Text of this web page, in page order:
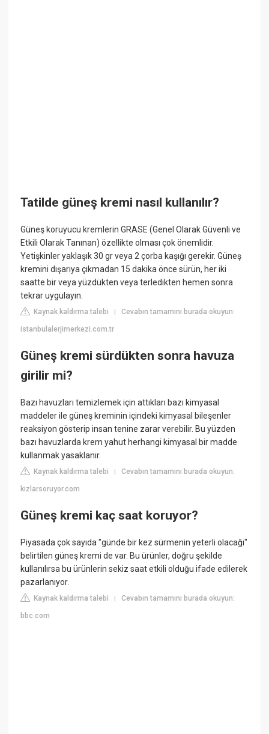
Tatilde güneş kremi nasıl kullanılır?
Güneş koruyucu kremlerin GRASE (Genel Olarak Güvenli ve
Etkili Olarak Tanınan) özellikte olması çok önemlidir.
Yetişkinler yaklaşık 30 gr veya 2 çorba kaşığı gerekir. Güneş
kremini dışarıya çıkmadan 15 dakika önce sürün, her iki
saatte bir veya yüzdükten veya terledikten hemen sonra
tekrar uygulayın.
Kaynak kaldırma talebi |Cevabın tamamını burada okuyun:
istanbulalerjimerkezi.com.tr
Güneş kremi sürdükten sonra havuza
girilir mi?
Bazı havuzları temizlemek için attıkları bazı kimyasal
maddeler ile güneş kreminin içindeki kimyasal bileşenler
reaksiyon gösterip insan tenine zarar verebilir. Bu yüzden
bazı havuzlarda krem yahut herhangi kimyasal bir madde
kullanmak yasaklanır.
Kaynak kaldırma talebi |Cevabın tamamını burada okuyun:
kizlarsoruyor.com
Güneş kremi kaç saat koruyor?
Piyasada çok sayıda "günde bir kez sürmenin yeterli olacağı"
belirtilen güneş kremi de var. Bu ürünler, doğru şekilde
kullanılırsa bu ürünlerin sekiz saat etkili olduğu ifade edilerek
pazarlanıyor.
Kaynak kaldırma talebi |Cevabın tamamını burada okuyun:
bbc.com